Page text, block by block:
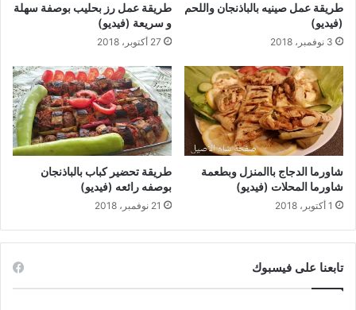
طريقة عمل صينيه بالباذنجان واللحم
(فيديو)
3 نوفمبر، 2018
طريقة عمل رز بحليب بوصفة سهلة
و سريعة (فيديو)
27 أكتوبر، 2018
شاورما الدجاج باالمنزل وبطعمة
شاورما المحلات (فيديو)
1 أكتوبر، 2018
طريقة تحضير كباب بالباذنجان
بوصفه رائعه (فيديو)
21 نوفمبر، 2018
تابعنا على فيسبوك